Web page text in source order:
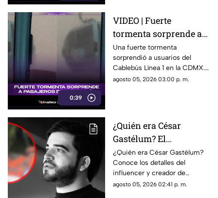
0:39
VIDEO | Fuerte
tormenta sorprende a
pasajeros del Cablebús
de la Línea 1 en la
Ciudad de México: así
vivieron el momento
Una fuerte tormenta
sorprendió a usuarios del
Cablebús Línea 1 en la CDMX.
El momento fue captado en
agosto 05, 2026 03:00 p. m.
¿Quién era César
Gastélum? El
influencer 4s3s1n4d0
mientras realizaba una
transmisión en vivo en
Sinaloa
¿Quién era César Gastélum?
Conoce los detalles del
influencer y creador de
contenido que fue asesinado
agosto 05, 2026 02:41 p. m.